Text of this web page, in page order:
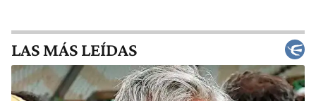
LAS MÁS LEÍDAS